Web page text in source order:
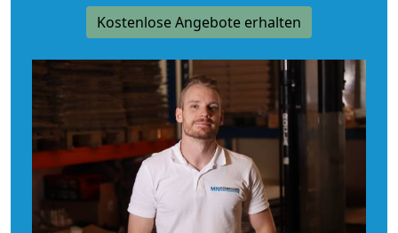
Kostenlose Angebote erhalten